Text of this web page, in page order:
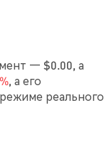
— $0.00, а
, а его
реального